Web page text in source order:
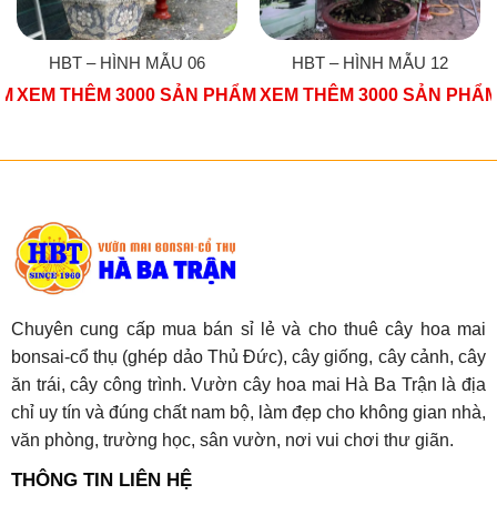
HBT – HÌNH MẪU 06
XEM THÊM 3000 SẢN PHẨM
HBT – HÌNH MẪU 12
XEM THÊM 3000 SẢN
Chuyên cung cấp mua bán sỉ lẻ và cho thuê cây hoa mai
bonsai-cổ thụ (ghép dảo Thủ Đức), cây giống, cây cảnh, cây
ăn trái, cây công trình. Vườn cây hoa mai Hà Ba Trận là địa
chỉ uy tín và đúng chất nam bộ, làm đẹp cho không gian nhà,
văn phòng, trường học, sân vườn, nơi vui chơi thư giãn.
THÔNG TIN LIÊN HỆ